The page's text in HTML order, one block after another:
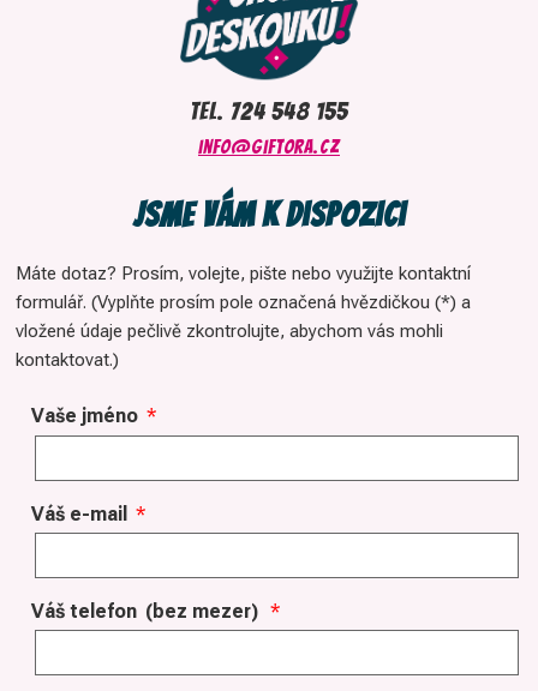
tel. 724 548 155
info@giftora.cz
Jsme vám k dispozici
Máte dotaz? Prosím, volejte, pište nebo využijte kontaktní
formulář. (Vyplňte prosím pole označená hvězdičkou (*) a
vložené údaje pečlivě zkontrolujte, abychom vás mohli
kontaktovat.)
Vaše jméno *
Váš e-mail *
Váš telefon (bez mezer) *